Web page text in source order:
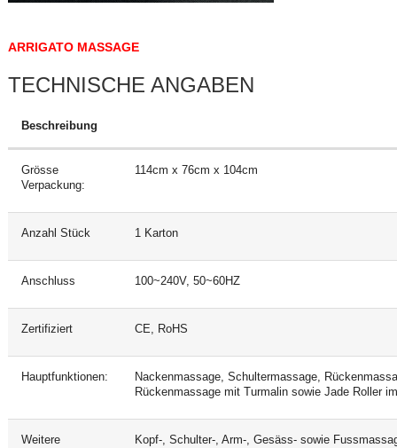
ARRIGATO MASSAGE
TECHNISCHE ANGABEN
Beschreibung
Grösse
Verpackung:
114cm x 76cm x 104cm
Anzahl Stück 1 Karton
Anschluss 100~240V, 50~60HZ
Zertifiziert CE, RoHS
Hauptfunktionen:
Nackenmassage, Schultermassage,
Rückenmassage mit Turmalin sowie Jade Roller
Weitere
Kopf-, Schulter-, Arm-, Gesäss- sowie